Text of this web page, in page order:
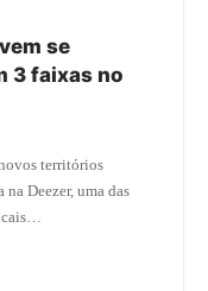
se
3 faixas no
territórios
Deezer, uma das